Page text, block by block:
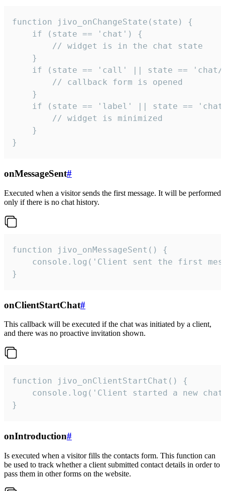
function jivo_onChangeState(state) {
    if (state == 'chat') {
        // widget is in the chat state
    }
if (state == 'call' || state ==
        // callback form is opened
    }
if (state == 'label' || state ==
        // widget is minimized
    }
}
onMessageSent#
Executed when a visitor sends the first message. It will be performed
only if there is no chat history.
function jivo_onMessageSent() {
console.log('Client sent the first
}
onClientStartChat#
This callback will be executed if the chat was initiated by a client,
and there was no proactive invitation shown.
function jivo_onClientStartChat() {
console.log('Client started a new
}
onIntroduction#
Is executed when a visitor fills the contacts form. This function can
be used to track whether a client submitted contact details in order to
pass them in other forms on the website.